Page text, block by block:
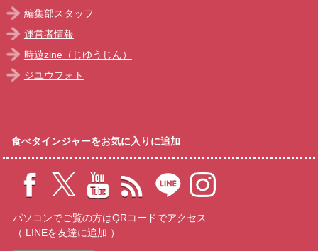
編集部スタッフ
運営者情報
時遊zine（じゆうじん）
ジユウフォト
食べタインジャーをお気に入りに追加
パソコンでご覧の方はQRコードでアクセス
（ LINEを友達に追加 ）